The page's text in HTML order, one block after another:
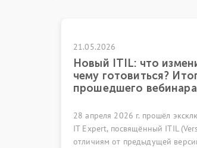
21.05.2026
Новый ITIL: что изменилось и
чему готовиться? Итоги
прошедшего вебинара
28 апреля 2026 г. прошёл эксклюзивный
IT Expert, посвящённый ITIL (Version 5) и
отличиям от предыдущей версии